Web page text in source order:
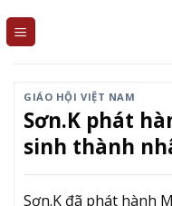
GIÁO HỘI VIỆT NAM
Sơn.K phát
sinh thành
Sơn.K đã phát hành